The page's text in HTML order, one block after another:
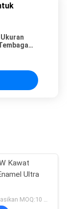
Kawat
Ultra
Bisa dinegosiasikan MOQ:10 Kilogram/Kilogram